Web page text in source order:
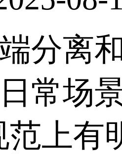
分离
常场
范上有